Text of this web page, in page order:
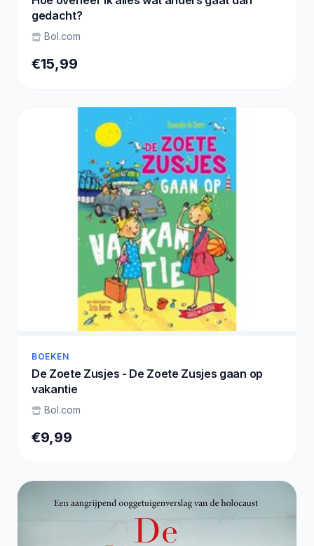
gedacht?
Bol.com
€15,99
BOEKEN
De Zoete Zusjes - De Zoete Zusjes gaan op
vakantie
Bol.com
€9,99